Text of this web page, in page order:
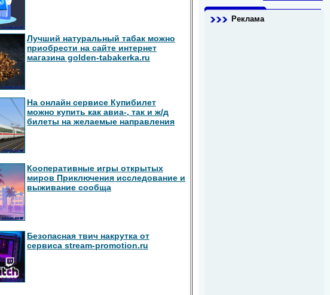
Лучший натуральный табак можно
приобрести на сайте интернет
магазина golden-tabakerka.ru
На онлайн сервисе Купибилет
можно купить как авиа-, так и ж/д
билеты на желаемые направления
Кооперативные игры открытых
миров Приключения исследование и
выживание сообща
Безопасная твич накрутка от
сервиса stream-promotion.ru
Реклама